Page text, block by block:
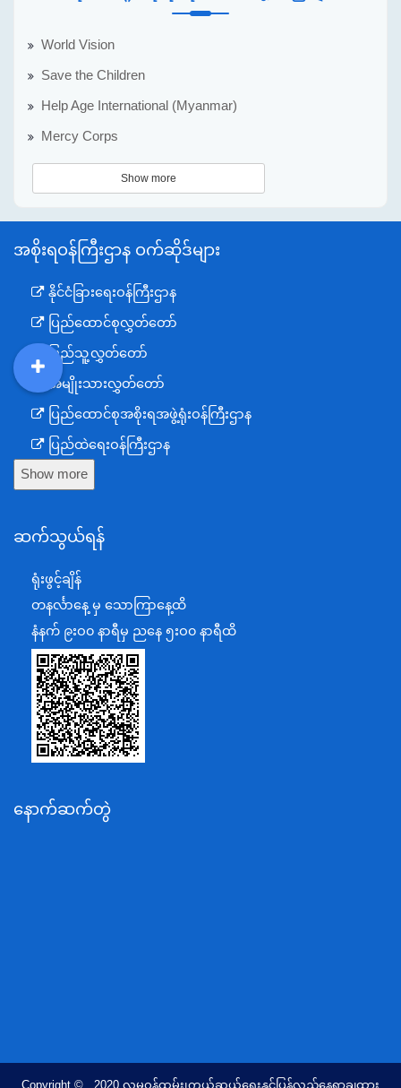
World Vision
Save the Children
Help Age International (Myanmar)
Mercy Corps
Show more
အစိုးရဝန်ကြီးဌာန ဝက်ဆိုဒ်များ
နိုင်ငံခြားရေးဝန်ကြီးဌာန
ပြည်ထောင်စုလွှတ်တော်
ပြည်သူ့လွှတ်တော်
အမျိုးသားလွှတ်တော်
ပြည်ထောင်စုအစိုးရအဖွဲ့ရုံးဝန်ကြီးဌာန
ပြည်ထဲရေးဝန်ကြီးဌာန
ကာကွယ်ရေးဝန်ကြီးဌာန
စီမံကိန်း၊ဘဏ္ဍာရေးနှင့်စက်မှုဝန်ကြီးဌာန
ရင်းနှီးမြှုပ်နှံမှုနှင့် နိုင်ငံခြားစီးပွားဆက်သွယ်ရေးဝန်ကြီးဌာန
အပြည်ပြည်ဆိုင်ရာပူးပေါင်းဆောင်ရွက်ရေးဝန်ကြီးဌာန
ပြန်ကြားရေးဝန်ကြီးဌာန
သာသနာရေးနှင့် ယဉ်ကျေးမှုဝန်ကြီးဌာန
စိုက်ပျိုးရေး၊မွေးမြူရေးနှင့်ဆည်မြောင်းဝန်ကြီးဌာန
ပို့ဆောင်ရေးနှင့်ဆက်သွယ်ရေးဝန်ကြီးဌာန
သယံဇာတနှင့်ပတ်ဝန်းကျင်ထိန်းသိမ်းရေးဝန်ကြီးဌာန
အလုပ်သမား၊လူဝင်မှုကြီးကြပ်ရေးနှင့်ပြည်သူ့အင်အား
တိုင်းရင်းသားလူမျိုးရေးရာဝန်ကြီးဌာန
Show more
ဆက်သွယ်ရန်
ရုံးဖွင့်ချိန်
တနင်္လာနေ့ မှ သောကြာနေ့ထိ
နံနက် ၉းဝ၀ နာရီမှ ညနေ ၅းဝ၀ နာရီထိ
နောက်ဆက်တွဲ
Copyright © 2020 လူမူဝန်ထမ်း၊ကယ်ဆယ်ရေးနှင့်ပြန်လည်နေရာချထား
DDM